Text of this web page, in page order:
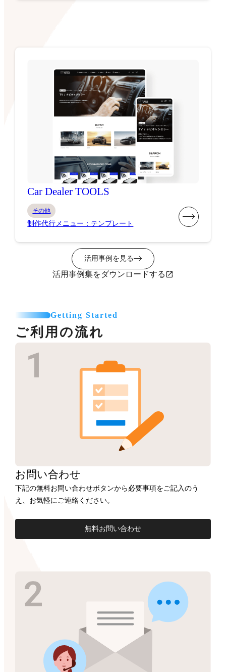
Car Dealer TOOLS
その他
制作代行メニュー：テンプレート
活用事例を見る
活用事例集をダウンロードする
Getting Started
ご利用の流れ
お問い合わせ
下記の無料お問い合わせボタンから必要事項をご記入のう
え、お気軽にご連絡ください。
無料お問い合わせ